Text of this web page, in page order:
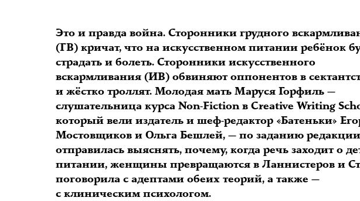
Это и правда война. Сторонники грудного
(ГВ) кричат, что на искусственном питании ребёнок
страдать и болеть. Сторонники искусственного
вскармливания (ИВ) обвиняют оппонентов в
и жёстко троллят. Молодая мать Маруся Горфиль —
слушательница курса Non-Fiction в Creative Writing
который вели издатель и шеф-редактор «Батеньки»
Мостовщиков и Ольга Бешлей, — по заданию редакции
отправилась выяснять, почему, когда речь заходит о
питании, женщины превращаются в Ланнистеров и
поговорила с адептами обеих теорий, а также —
с клиническим психологом.